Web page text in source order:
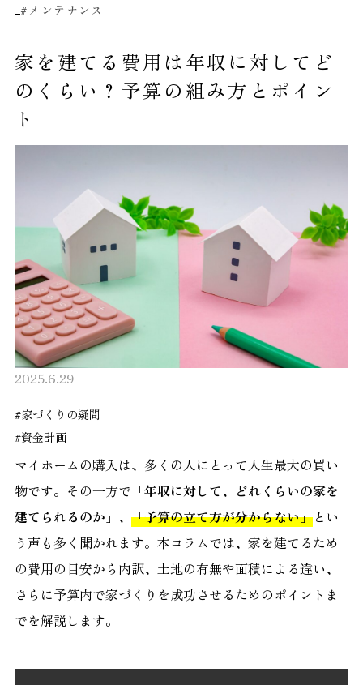
#メンテナンス
家を建てる費用は年収に対してど
のくらい？予算の組み方とポイン
ト
2025.6.29
#家づくりの疑問
#資金計画
マイホームの購入は、多くの人にとって人生最大の買い
物です。その一方で 「年収に対して、どれくらいの家を
建てられるのか」、「予算の立て方が分からない」とい
う声も多く聞かれます。本コラムでは、家を建てるため
の費用の目安から内訳、土地の有無や面積による違い、
さらに予算内で家づくりを成功させるためのポイントま
でを解説します。